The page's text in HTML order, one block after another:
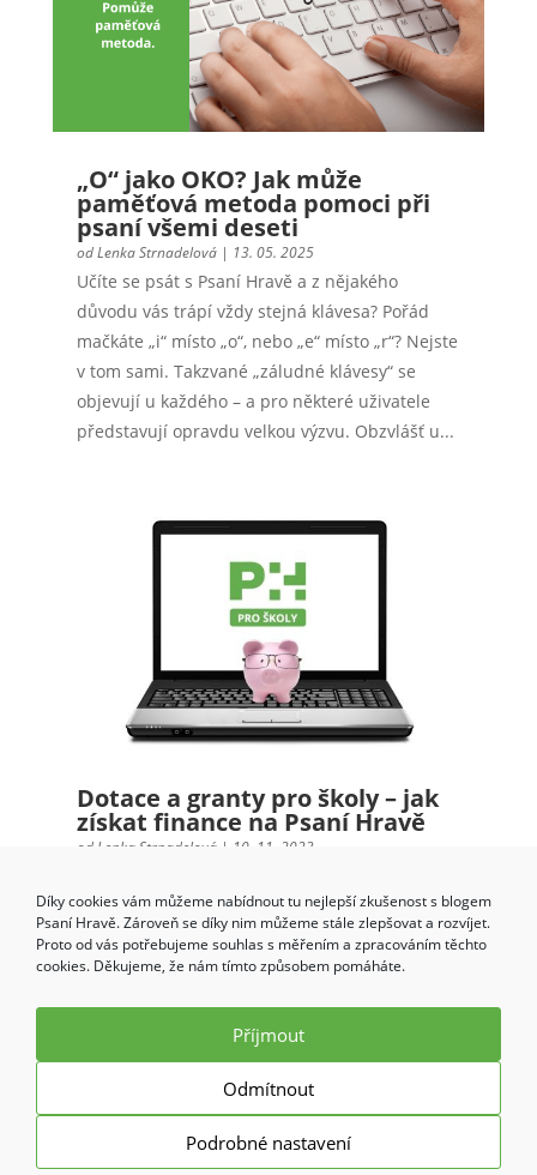
Díky cookies vám můžeme nabídnout tu nejlepší zkušenost s blogem
Psaní Hravě. Zároveň se díky nim můžeme stále zlepšovat a rozvíjet.
Proto od vás potřebujeme souhlas s měřením a zpracováním těchto
cookies. Děkujeme, že nám tímto způsobem pomáháte.
Příjmout
Odmítnout
Podrobné nastavení
„O“ jako OKO? Jak může
paměťová metoda pomoci při
psaní všemi deseti
odLenka Strnadelová| 13. 05. 2025
Učíte se psát s Psaní Hravě a z nějakého
důvodu vás trápí vždy stejná klávesa? Pořád
mačkáte „i“ místo „o“, nebo „e“ místo „r“? Nejste
v tom sami. Takzvané „záludné klávesy“ se
objevují u každého – a pro některé uživatele
představují opravdu velkou výzvu. Obzvlášť u...
Dotace a granty pro školy – jak
získat finance na Psaní Hravě
od Lenka Strnadelová| 10. 11. 2023
co potřebujete vědět, abyste úspěšně získali
dotaci a grant na nákup Psaní Hravě Chcete,
aby vaši žáci uměli psát všemi deseti na
efektivně pracovat s dotacemi a...